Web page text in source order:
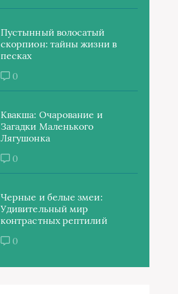
Пустынный волосатый
скорпион: тайны жизни в
песках
0
Квакша: Очарование и
Загадки Маленького
Лягушонка
0
Черные и белые змеи:
Удивительный мир
контрастных рептилий
0